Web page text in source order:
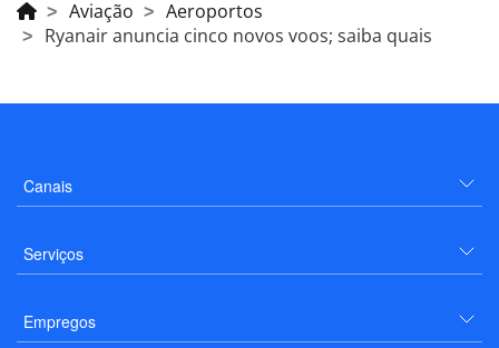
Aviação
Aeroportos
Ryanair anuncia cinco novos voos; saiba quais
Canais
Serviços
Empregos